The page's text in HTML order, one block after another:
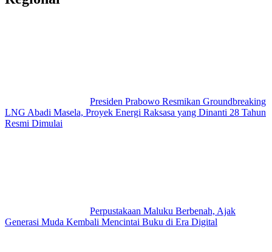
Presiden Prabowo Resmikan Groundbreaking
LNG Abadi Masela, Proyek Energi Raksasa yang Dinanti 28 Tahun
Resmi Dimulai
Perpustakaan Maluku Berbenah, Ajak
Generasi Muda Kembali Mencintai Buku di Era Digital